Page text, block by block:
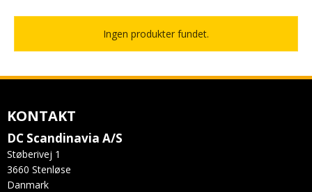
Ingen produkter fundet.
KONTAKT
DC Scandinavia A/S
Støberivej 1
3660 Stenløse
Danmark